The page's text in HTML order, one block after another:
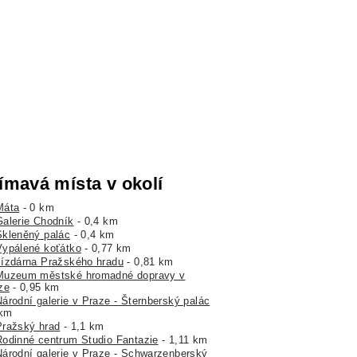
místa v okolí
- 0 km
Chodník - 0,4 km
palác - 0,4 km
koťátko- 0,77 km
Pražského hradu - 0,81 km
městské hromadné dopravy v
- 0,95 km
galerie v Praze - Šternberský palác
hrad - 1,1 km
centrum Studio Fantazie - 1,11 km
galerie v Praze - Schwarzenberský